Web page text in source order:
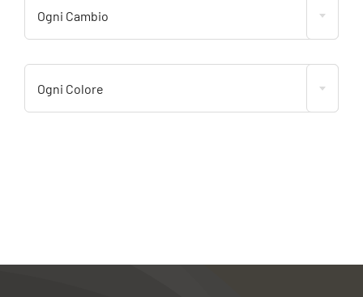
Ogni Cambio
Ogni Colore